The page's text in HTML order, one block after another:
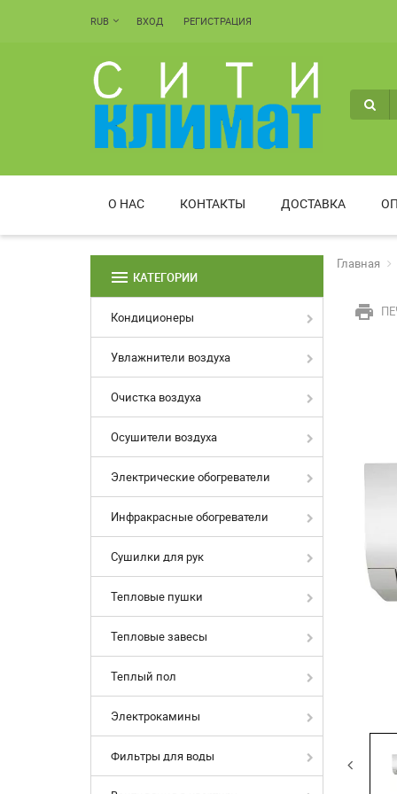
RUB ВХОД РЕГИСТРАЦИЯ
О НАС КОНТАКТЫ ДОСТАВКА
menu КАТЕГОРИИ
Кондиционеры
Увлажнители воздуха
Очистка воздуха
Осушители воздуха
Электрические обогреватели
Инфракрасные обогреватели
Сушилки для рук
Тепловые пушки
Тепловые завесы
Теплый пол
Электрокамины
Фильтры для воды
Главная
print